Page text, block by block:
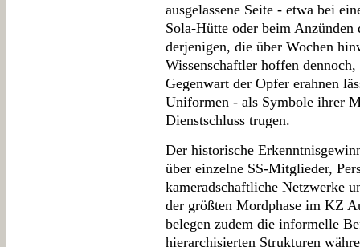
ausgelassene Seite - etwa bei
Sola-Hütte oder beim
derjenigen, die über Wochen
Wissenschaftler hoffen
Gegenwart der Opfer erahnen
Uniformen - als Symbole ihrer
Dienstschluss trugen.
Der historische
über einzelne SS-Mitglieder,
kameradschaftliche Netzwerke
der größten Mordphase im KZ
belegen zudem die informelle
hierarchisierten Strukturen